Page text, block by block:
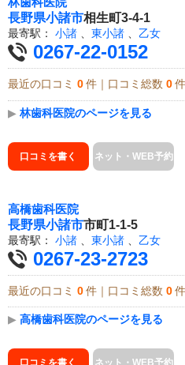
長野県小諸市相生町3-4-1
最寄駅： 小諸 東小諸 乙女
0267-22-0152
最近の口コミ 0 件｜口コミ総数 0 件
▶ 林歯科医院のページを見る
口コミを書く ネット・WEB予約
高橋歯科医院
長野県小諸市市町1-1-5
最寄駅： 小諸 東小諸 乙女
0267-23-2723
最近の口コミ 0 件｜口コミ総数 0 件
▶ 高橋歯科医院のページを見る